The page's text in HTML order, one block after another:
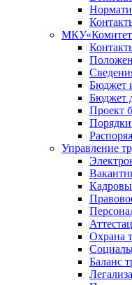
МКУ«Комитет
Бюджет
Бюджет
Проект
Управление
Охрана
Баланс